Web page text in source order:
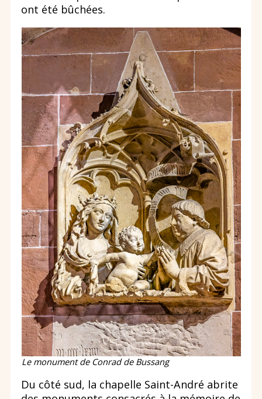
ont été bûchées.
Le monument de Conrad de Bussang
Du côté sud, la chapelle Saint-André abrite